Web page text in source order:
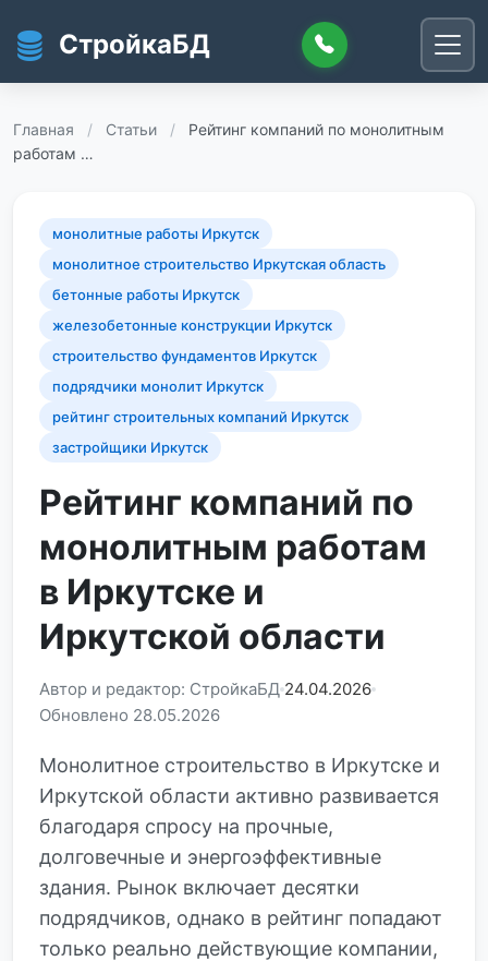
СтройкаБД
Главная / Статьи /
Рейтинг компаний по монолитным
работам …
монолитные работы Иркутск
монолитное строительство Иркутская область
бетонные работы Иркутск
железобетонные конструкции Иркутск
строительство фундаментов Иркутск
подрядчики монолит Иркутск
рейтинг строительных компаний Иркутск
застройщики Иркутск
Рейтинг компаний по
монолитным работам
в Иркутске и
Иркутской области
Автор и редактор: СтройкаБД 24.04.2026
Обновлено 28.05.2026
Монолитное строительство в Иркутске и
Иркутской области активно развивается
благодаря спросу на прочные,
долговечные и энергоэффективные
здания. Рынок включает десятки
подрядчиков, однако в рейтинг попадают
только реально действующие компании,